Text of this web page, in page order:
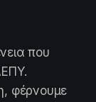
που
φέρνουμε